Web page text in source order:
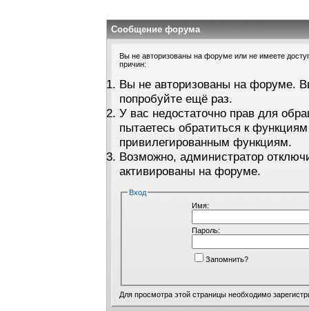
Сообщение форума
Вы не авторизованы на форуме или не имеете
причин:
Вы не авторизованы на форуме.
попробуйте ещё раз.
У вас недостаточно прав для
пытаетесь обратиться к
привилегированным функциям.
Возможно, администратор
активированы на форуме.
Вход
Имя:
Пароль:
Запомнить?
Для просмотра этой страницы необходимо